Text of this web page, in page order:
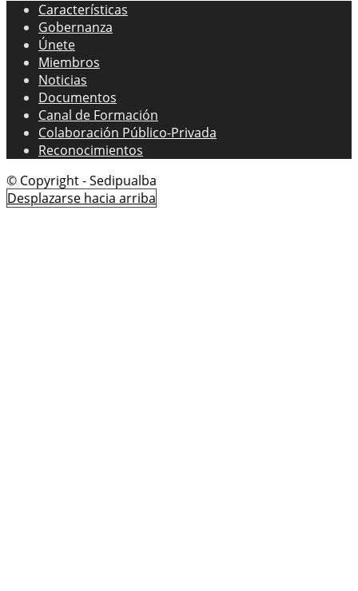
Características
Gobernanza
Únete
Miembros
Noticias
Documentos
Canal de Formación
Colaboración Público-Privada
Reconocimientos
© Copyright - Sedipualba
Desplazarse hacia arriba